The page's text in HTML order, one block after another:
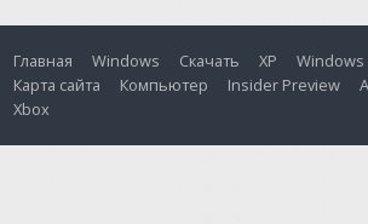
Главная Windows Скачать XP
Windows
Карта сайта
Компьютер Insider Preview
Xbox